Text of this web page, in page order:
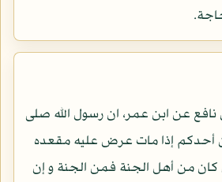
عن ابن عمر، ان رسول الله صلى
إن أحدكم إذا مات عرض عليه مقعده
كان من أهل الجنة فمن الجنة و إن